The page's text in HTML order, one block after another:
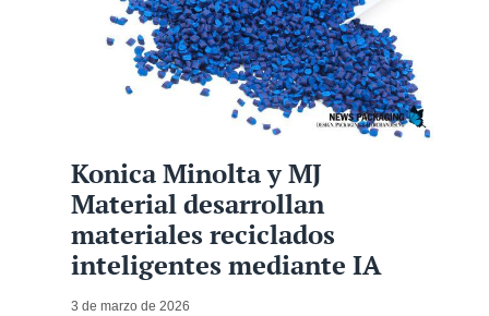
Konica Minolta y MJ
Material desarrollan
materiales reciclados
inteligentes mediante IA
3 de marzo de 2026